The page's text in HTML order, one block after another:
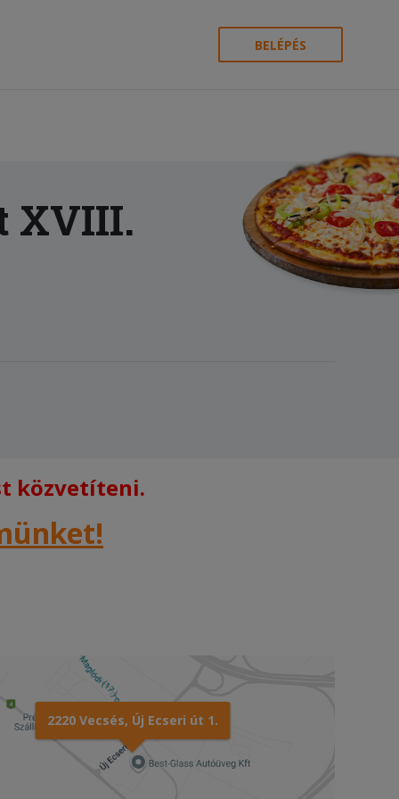
BELÉPÉS
XVIII.
közvetíteni.
2220 Vecsés, Új Ecseri út 1.